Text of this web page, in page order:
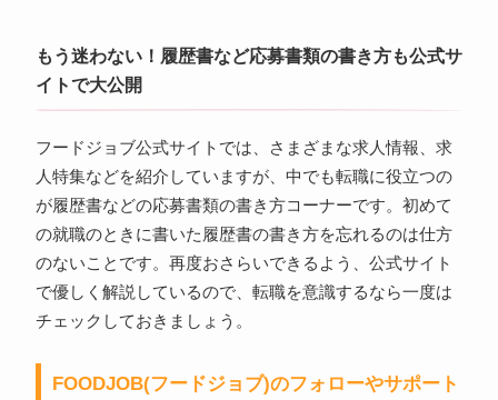
もう迷わない！履歴書など応募書類の書き方も公式サ
イトで大公開
フードジョブ公式サイトでは、さまざまな求人情報、求
人特集などを紹介していますが、中でも転職に役立つの
が履歴書などの応募書類の書き方コーナーです。初めて
の就職のときに書いた履歴書の書き方を忘れるのは仕方
のないことです。再度おさらいできるよう、公式サイト
で優しく解説しているので、転職を意識するなら一度は
チェックしておきましょう。
FOODJOB(フードジョブ)のフォローやサポート